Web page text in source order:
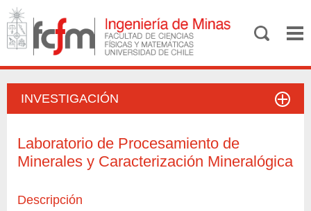
INVESTIGACIÓN
Laboratorio de Procesamiento de
Minerales y Caracterización Mineralógica
Descripción